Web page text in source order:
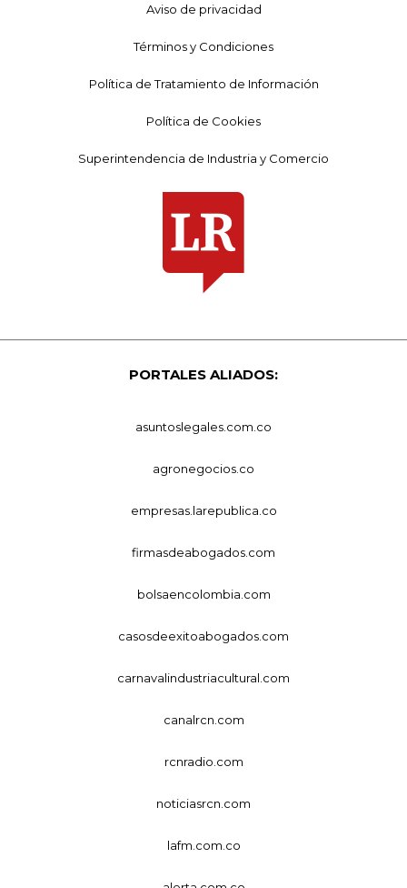
Aviso de privacidad
Términos y Condiciones
Política de Tratamiento de Información
Política de Cookies
Superintendencia de Industria y Comercio
PORTALES ALIADOS:
asuntoslegales.com.co
agronegocios.co
empresas.larepublica.co
firmasdeabogados.com
bolsaencolombia.com
casosdeexitoabogados.com
carnavalindustriacultural.com
canalrcn.com
rcnradio.com
noticiasrcn.com
lafm.com.co